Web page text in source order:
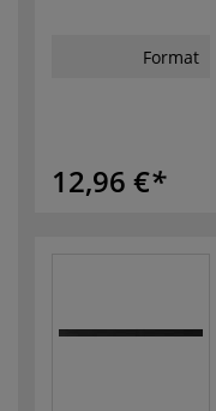
Format
12,96 €